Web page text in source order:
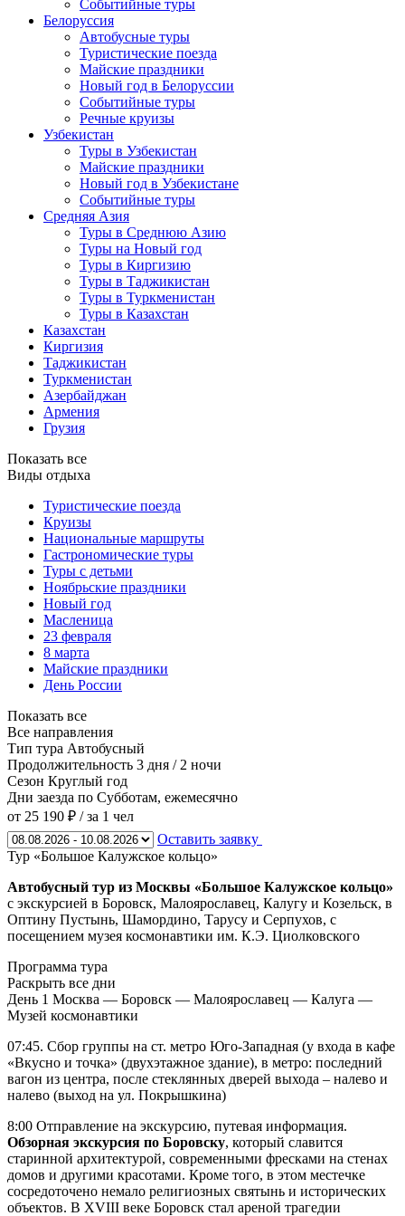
Событийные туры
Белоруссия
Автобусные туры
Туристические поезда
Майские праздники
Новый год в Белоруссии
Событийные туры
Речные круизы
Узбекистан
Туры в Узбекистан
Майские праздники
Новый год в Узбекистане
Событийные туры
Средняя Азия
Туры в Среднюю Азию
Туры на Новый год
Туры в Киргизию
Туры в Таджикистан
Туры в Туркменистан
Туры в Казахстан
Казахстан
Киргизия
Таджикистан
Туркменистан
Азербайджан
Армения
Грузия
Показать все
Виды отдыха
Туристические поезда
Круизы
Национальные маршруты
Гастрономические туры
Туры с детьми
Ноябрьские праздники
Новый год
Масленица
23 февраля
8 марта
Майские праздники
День России
Показать все
Все направления
Тип тура Автобусный
Продолжительность 3 дня / 2 ночи
Сезон Круглый год
Дни заезда по Субботам, ежемесячно
от 25 190 ₽ / за 1 чел
Оставить заявку
Тур «Большое Калужское кольцо»
Автобусный тур из Москвы «Большое Калужское кольцо»
с экскурсией в Боровск, Малоярославец, Калугу и Козельск, в
Оптину Пустынь, Шамордино, Тарусу и Серпухов, с
посещением музея космонавтики им. К.Э. Циолковского
Программа тура
Раскрыть все дни
День 1 Москва — Боровск — Малоярославец — Калуга —
Музей космонавтики
07:45. Сбор группы на ст. метро Юго-Западная (у входа в кафе
«Вкусно и точка» (двухэтажное здание), в метро: последний
вагон из центра, после стеклянных дверей выхода – налево и
налево (выход на ул. Покрышкина)
8:00 Отправление на экскурсию, путевая информация.
Обзорная экскурсия по Боровску, который славится
старинной архитектурой, современными фресками на стенах
домов и другими красотами. Кроме того, в этом местечке
сосредоточено немало религиозных святынь и исторических
объектов. В XVIII веке Боровск стал ареной трагедии